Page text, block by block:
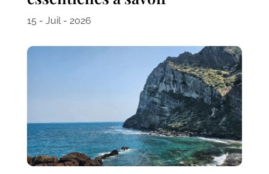
15 - Juil - 2026